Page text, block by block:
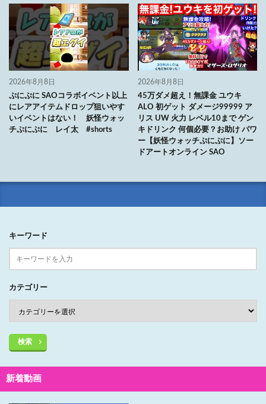
2026年8月8日
ぷにぷに SAOコラボイベント以上
にレアアイテムドロップ狙いやす
いイベントはない！ 妖怪ウォッ
チぷにぷに レイ太 #shorts
2026年8月8日
45万ダメ超え！無課金 ユウキ
ALO 初ゲット ダメージ99999 ア
リス UW 火力 レベル10まで ゲン
キドリンク 何個必要？お助け パワ
ー【妖怪ウォッチぷにぷに】ソー
ドアートオンライン SAO
キーワード
カテゴリー
検索
新着動画